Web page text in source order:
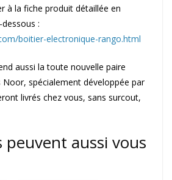
à la fiche produit détaillée en
:
boitier-electronique-rango.html
aussi la toute nouvelle paire
Noor, spécialement développée par
livrés chez vous, sans surcout,
peuvent aussi vous